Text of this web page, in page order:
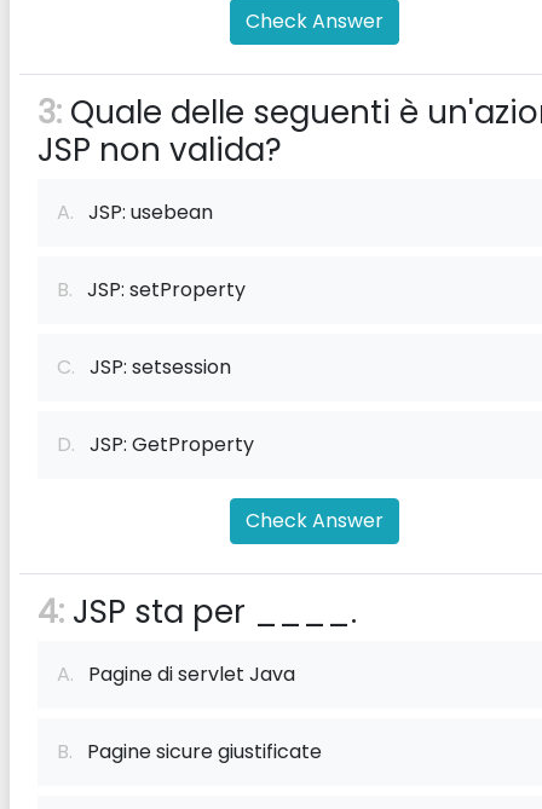
Check Answer
3: Quale delle seguenti è
JSP non valida?
A. JSP: usebean
B. JSP: setProperty
C. JSP: setsession
D. JSP: GetProperty
Check Answer
4: JSP sta per ____.
A. Pagine di servlet Java
B. Pagine sicure giustificate